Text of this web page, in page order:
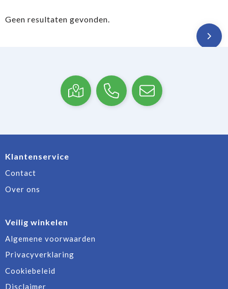
Geen resultaten gevonden.
Klantenservice
Contact
Over ons
Veilig winkelen
Algemene voorwaarden
Privacyverklaring
Cookiebeleid
Disclaimer